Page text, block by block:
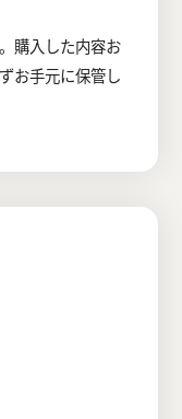
購入した内容お
お手元に保管し